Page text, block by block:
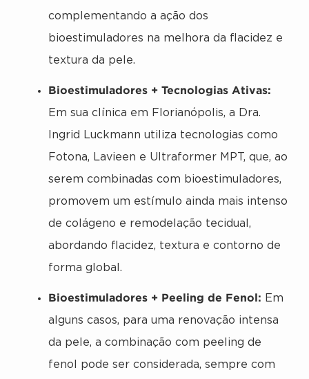
complementando a ação dos
bioestimuladores na melhora da flacidez e
textura da pele.
Bioestimuladores + Tecnologias Ativas:
Em sua clínica em Florianópolis, a Dra.
Ingrid Luckmann utiliza tecnologias como
Fotona, Lavieen e Ultraformer MPT, que, ao
serem combinadas com bioestimuladores,
promovem um estímulo ainda mais intenso
de colágeno e remodelação tecidual,
abordando flacidez, textura e contorno de
forma global.
Bioestimuladores + Peeling de Fenol: Em
alguns casos, para uma renovação intensa
da pele, a combinação com peeling de
fenol pode ser considerada, sempre com